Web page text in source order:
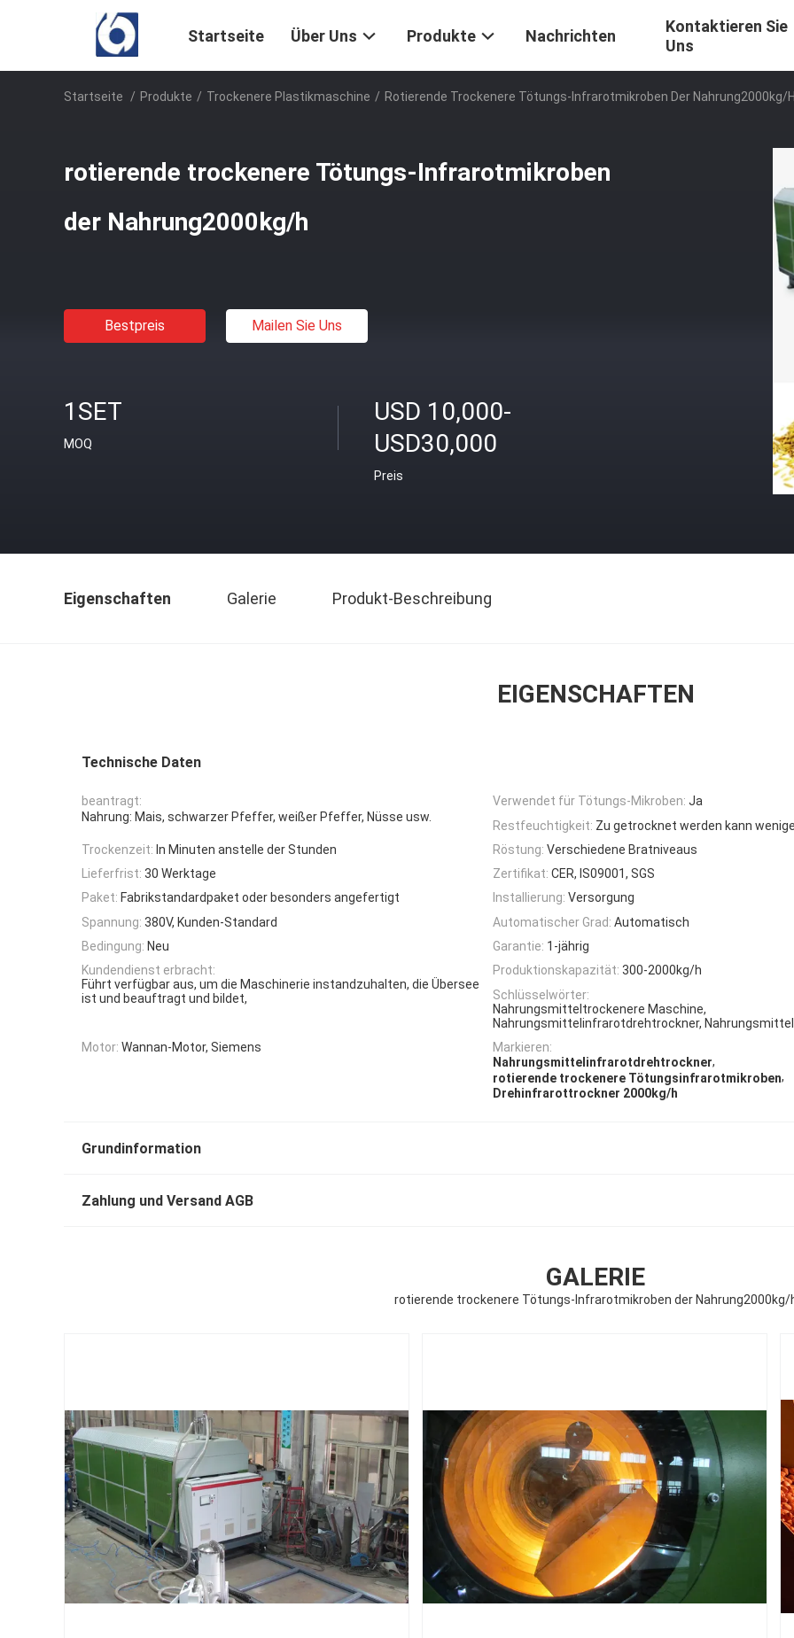
Startseite Über Uns Produkte Nachrichten
Kontaktieren Sie
Uns
Startseite / Produkte / Trockenere Plastikmaschine / Rotierende Trockenere Tötungs-Infrarotmikroben Der Nahrung2000kg/
rotierende trockenere Tötungs-Infrarotmikroben
der Nahrung2000kg/h
Bestpreis Mailen Sie Uns
1SET
MOQ
USD 10,000-
USD30,000
Preis
Eigenschaften Galerie Produkt-Beschreibung
EIGENSCHAFTEN
Technische Daten
beantragt:
Nahrung: Mais, schwarzer Pfeffer, weißer Pfeffer, Nüsse usw.
Verwendet für Tötungs-Mikroben: Ja
Restfeuchtigkeit: Zu getrocknet werden kann
Trockenzeit: In Minuten anstelle der Stunden Röstung: Verschiedene Bratniveaus
Lieferfrist: 30 Werktage Zertifikat: CER, IS09001, SGS
Paket: Fabrikstandardpaket oder besonders angefertigt Installierung: Versorgung
Spannung: 380V, Kunden-Standard Automatischer Grad: Automatisch
Bedingung: Neu Garantie: 1-jährig
Kundendienst erbracht:
Führt verfügbar aus, um die Maschinerie instandzuhalten, die Übersee
ist und beauftragt und bildet,
Produktionskapazität: 300-2000kg/h
Schlüsselwörter:
Nahrungsmitteltrockenere Maschine,
Nahrungsmittelinfrarotdrehtrockner,
Motor: Wannan-Motor, Siemens
Markieren:
Nahrungsmittelinfrarotdrehtrockner,
rotierende trockenere Tötungsinfrarotmikroben,
Drehinfrarottrockner 2000kg/h
Grundinformation
Zahlung und Versand AGB
GALERIE
rotierende trockenere Tötungs-Infrarotmikroben der Nahrung2000kg/